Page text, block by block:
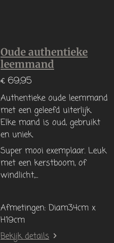
Oude authentieke
leemmand
€ 69,95
Authentieke oude leemmand
met een geleefd uiterlijk.
Elke mand is oud, gebruikt
en uniek.
Super mooi exemplaar. Leuk
met een kerstboom, of
windlicht,...
Afmetingen: Diam34cm x
H19cm
Bekijk details